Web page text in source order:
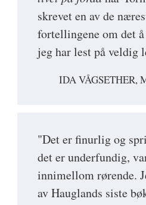
skrevet en av de
fortellingene om det
jeg har lest på veldig
IDA VÅGSETHER,
"Det er finurlig og
det er underfundig,
innimellom rørende.
av Hauglands siste